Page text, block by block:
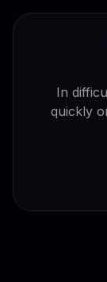
In
quickly